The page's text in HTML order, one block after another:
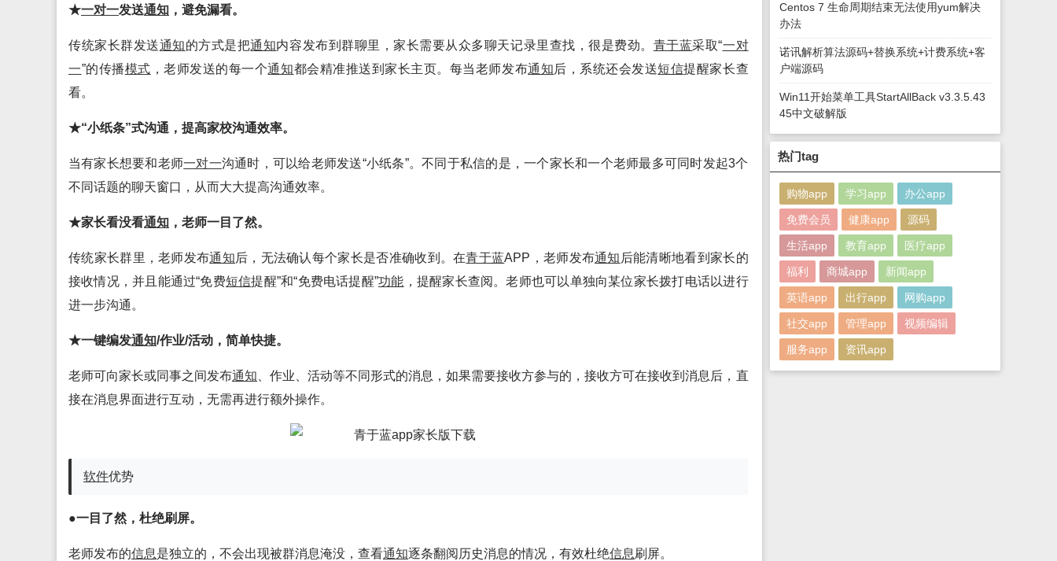
★一对一发送通知 ，避免漏看。
传统家长群发送通知的方式是把通知内容发布到群聊里，家长需要从众多聊天记录里查找，很是费劲。 青于蓝采取“一对
一”的传播模式 ，老师发送的每一个通知都会精准推送到家长主页。每当老师发布通知后，系统还会发送短信提醒家长查
看。
★“小纸条”式沟通，提高家校沟通效率。
当有家长想要和老师一对一沟通时，可以给老师发送“小纸条”。不同于私信的是，一个家长和一个老师最多可同时发起3个
不同话题的聊天窗口，从而大大提高沟通效率。
★家长看没看通知 ，老师一目了然。
传统家长群里，老师发布通知后，无法确认每个家长是否准确收到。在青于蓝APP，老师发布通知 后能清晰地看到家长的
接收情况，并且能通过“免费短信提醒”和“免费电话提醒”功能 ，提醒家长查阅。老师也可以单独向某位家长拨打电话以进行
进一步沟通。
★一键编发通知/作业/活动，简单快捷。
老师可向家长或同事之间发布通知 、作业、活动等不同形式的消息，如果需要接收方参与的，接收方可在接收到消息后，直
接在消息界面进行互动，无需再进行额外操作。
软件优势
●一目了然，杜绝刷屏。
老师发布的信息是独立的，不会出现被群消息淹没，查看通知逐条翻阅历史消息的情况，有效杜绝信息刷屏。
Centos 7 生命周期结束无法使用yum解决
办法
诺讯解析算法源码+替换系统+计费系统+客
户端源码
Win11开始菜单工具StartAllBack v3.3.5.43
45中文破解版
热门tag
购物app 学习app 办公app
免费会员 健康app 源码
生活app 教育app 医疗app
福利 商城app 新闻app
英语app 出行app 网购app
社交app 管理app 视频编辑
服务app 资讯app